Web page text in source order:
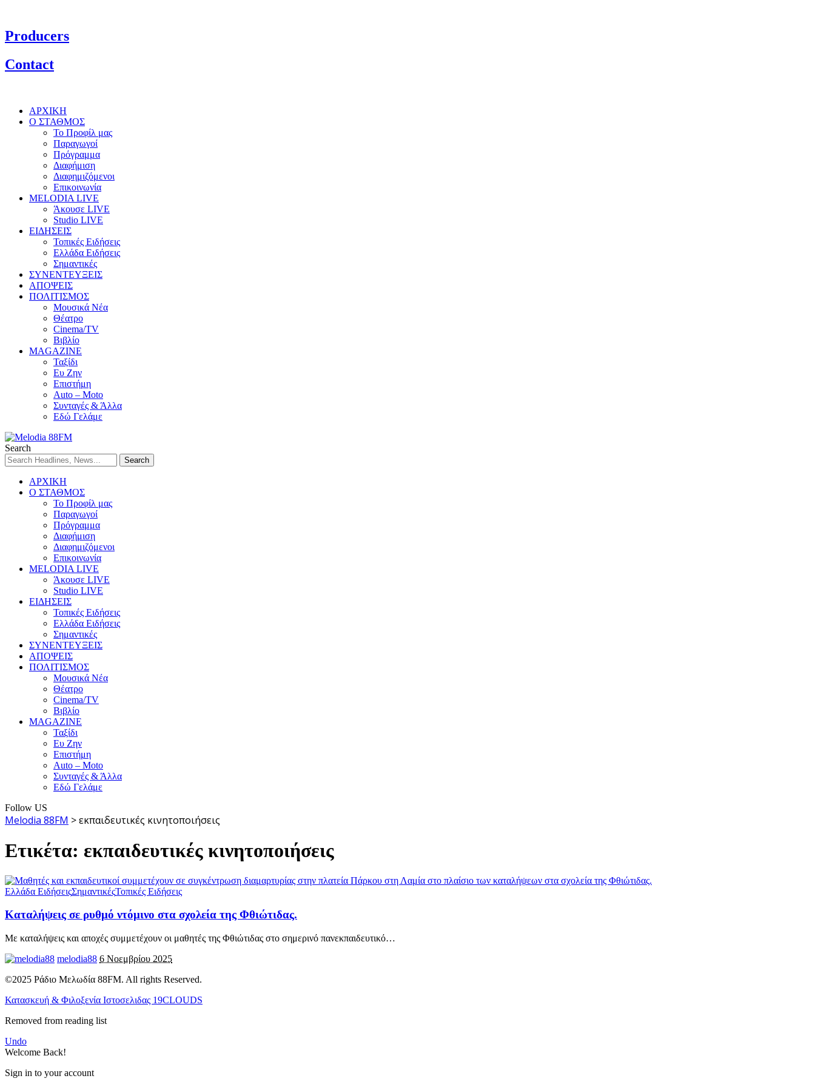
Producers
Contact
ΑΡΧΙΚΗ
Ο ΣΤΑΘΜΟΣ
Το Προφίλ μας
Παραγωγοί
Πρόγραμμα
Διαφήμιση
Διαφημιζόμενοι
Επικοινωνία
MELODIA LIVE
Άκουσε LIVE
Studio LIVE
ΕΙΔΗΣΕΙΣ
Τοπικές Ειδήσεις
Ελλάδα Ειδήσεις
Σημαντικές
ΣΥΝΕΝΤΕΥΞΕΙΣ
ΑΠΟΨΕΙΣ
ΠΟΛΙΤΙΣΜΟΣ
Μουσικά Νέα
Θέατρο
Cinema/TV
Βιβλίο
MAGAZINE
Ταξίδι
Ευ Ζην
Επιστήμη
Auto – Moto
Συνταγές & Άλλα
Εδώ Γελάμε
Search
ΑΡΧΙΚΗ
Ο ΣΤΑΘΜΟΣ
Το Προφίλ μας
Παραγωγοί
Πρόγραμμα
Διαφήμιση
Διαφημιζόμενοι
Επικοινωνία
MELODIA LIVE
Άκουσε LIVE
Studio LIVE
ΕΙΔΗΣΕΙΣ
Τοπικές Ειδήσεις
Ελλάδα Ειδήσεις
Σημαντικές
ΣΥΝΕΝΤΕΥΞΕΙΣ
ΑΠΟΨΕΙΣ
ΠΟΛΙΤΙΣΜΟΣ
Μουσικά Νέα
Θέατρο
Cinema/TV
Βιβλίο
MAGAZINE
Ταξίδι
Ευ Ζην
Επιστήμη
Auto – Moto
Συνταγές & Άλλα
Εδώ Γελάμε
Follow US
Melodia 88FM >εκπαιδευτικές κινητοποιήσεις
Ετικέτα: εκπαιδευτικές κινητοποιήσεις
Ελλάδα ΕιδήσειςΣημαντικέςΤοπικές Ειδήσεις
Καταλήψεις σε ρυθμό ντόμινο στα σχολεία της Φθιώτιδας.
Με καταλήψεις και αποχές συμμετέχουν οι μαθητές της Φθιώτιδας στο σημερινό πανεκπαιδευτικό…
melodia88 6 Νοεμβρίου 2025
©2025 Ράδιο Μελωδία 88FM. All rights Reserved.
Κατασκευή & Φιλοξενία Ιστοσελιδας 19CLOUDS
Removed from reading list
Undo
Welcome Back!
Sign in to your account